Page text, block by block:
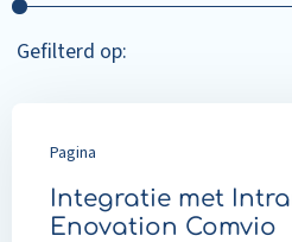
Gefilterd op:
Pagina
Integratie met
Enovation Comvio